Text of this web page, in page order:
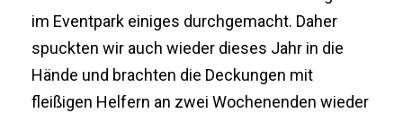
im Eventpark einiges durchgemacht. Daher
spuckten wir auch wieder dieses Jahr in die
Hände und brachten die Deckungen mit
fleißigen Helfern an zwei Wochenenden wieder